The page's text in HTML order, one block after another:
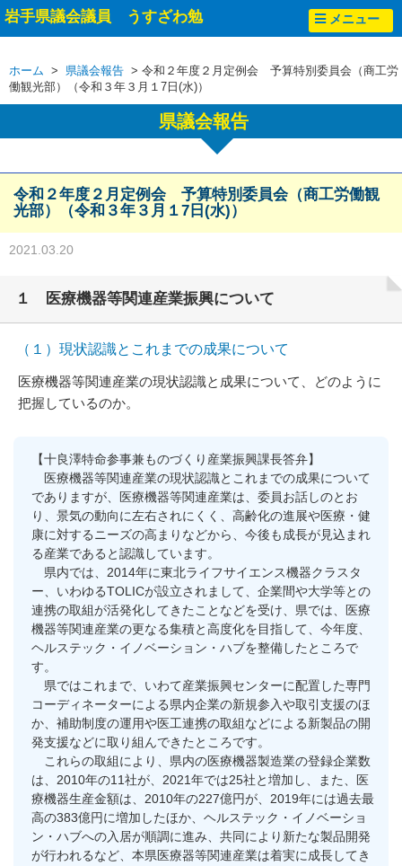
岩手県議会議員 うすざわ勉 メニュー
ホーム > 県議会報告 > 令和２年度２月定例会 予算特別委員会（商工労
働観光部）（令和３年３月１7日(水)）
県議会報告
令和２年度２月定例会 予算特別委員会（商工労働観
光部）（令和３年３月１7日(水)）
2021.03.20
１ 医療機器等関連産業振興について
（１）現状認識とこれまでの成果について
医療機器等関連産業の現状認識と成果について、どのように
把握しているのか。
【十良澤特命参事兼ものづくり産業振興課長答弁】
医療機器等関連産業の現状認識とこれまでの成果について
でありますが、医療機器等関連産業は、委員お話しのとお
り、景気の動向に左右されにくく、高齢化の進展や医療・健
康に対するニーズの高まりなどから、今後も成長が見込まれ
る産業であると認識しています。
県内では、2014年に東北ライフサイエンス機器クラスタ
ー、いわゆるTOLICが設立されまして、企業間や大学等との
連携の取組が活発化してきたことなどを受け、県では、医療
機器等関連産業の更なる集積と高度化を目指して、今年度、
ヘルステック・イノベーション・ハブを整備したところで
す。
県ではこれまで、いわて産業振興センターに配置した専門
コーディネーターによる県内企業の新規参入や取引支援のほ
か、補助制度の運用や医工連携の取組などによる新製品の開
発支援などに取り組んできたところです。
これらの取組により、県内の医療機器製造業の登録企業数
は、2010年の11社が、2021年では25社と増加し、また、医
療機器生産金額は、2010年の227億円が、2019年には過去最
高の383億円に増加したほか、ヘルステック・イノベーショ
ン・ハブへの入居が順調に進み、共同により新たな製品開発
が行われるなど、本県医療器等関連産業は着実に成長してき